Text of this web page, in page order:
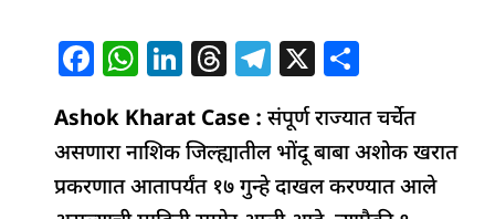
F
c
e
b
W
at
s
A
Li
k
e
dI
T
re
a
d
T
e
g
ra
X
ar
e
Ashok Kharat Case : संपूर्ण राज्यात चर्चेत
असणारा नाशिक जिल्ह्यातील भोंदू बाबा अशोक खरात
प्रकरणात आतापर्यंत १७ गुन्हे दाखल करण्यात आले